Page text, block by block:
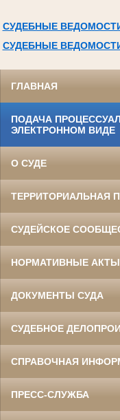
СУДЕБНЫЕ
СУДЕБНЫЕ
ГЛАВНАЯ
ПОДАЧА
ЭЛЕКТРОННОМ ВИДЕ
О СУДЕ
ТЕРРИТОРИАЛЬНАЯ
СУДЕЙСКОЕ
НОРМАТИВНЫЕ АКТЫ
ДОКУМЕНТЫ СУДА
СУДЕБНОЕ
СПРАВОЧНАЯ
ПРЕСС-СЛУЖБА